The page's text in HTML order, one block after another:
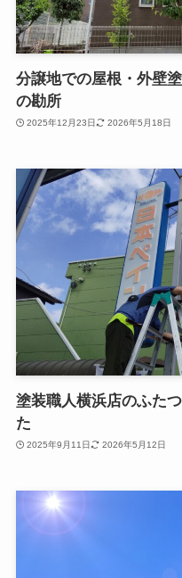
分譲地での屋根・外壁
の勘所
2025年12月23日 2026年5月18日
塗装職人横浜店のふた
た
2025年9月11日 2026年5月12日